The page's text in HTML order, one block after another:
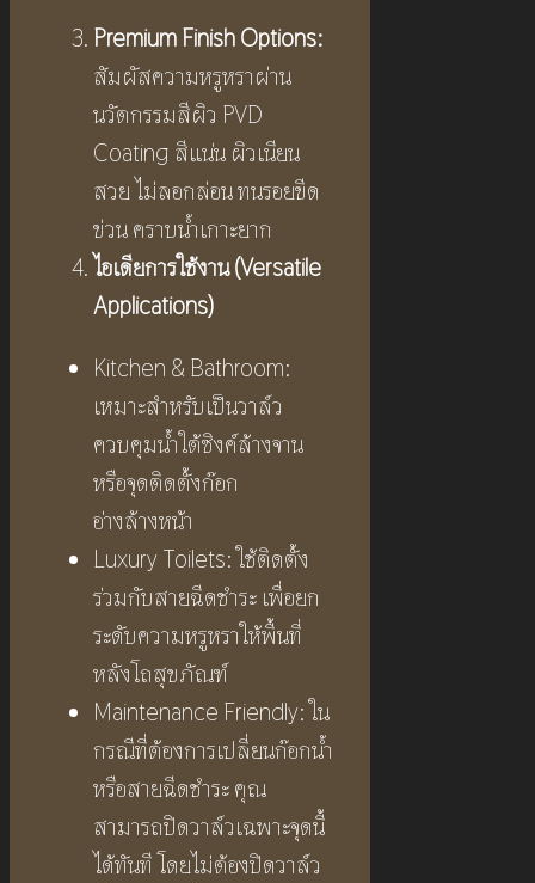
Premium Finish Options:
สัมผัสความหรูหราผ่าน
นวัตกรรมสีผิว PVD
Coating สีแน่น ผิวเนียน
สวย ไม่ลอกล่อน ทนรอยขีด
ข่วน คราบน้ำเกาะยาก
ไอเดียการใช้งาน (Versatile
Applications)
Kitchen & Bathroom:
เหมาะสำหรับเป็นวาล์ว
ควบคุมน้ำใต้ซิงค์ล้างจาน
หรือจุดติดตั้งก๊อก
อ่างล้างหน้า
Luxury Toilets: ใช้ติดตั้ง
ร่วมกับสายฉีดชำระ เพื่อยก
ระดับความหรูหราให้พื้นที่
หลังโถสุขภัณฑ์
Maintenance Friendly: ใน
กรณีที่ต้องการเปลี่ยนก๊อกน้ำ
หรือสายฉีดชำระ คุณ
สามารถปิดวาล์วเฉพาะจุดนี้
ได้ทันที โดยไม่ต้องปิดวาล์ว